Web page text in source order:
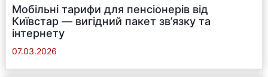
Мобільні тарифи для пенсіонерів від
Київстар — вигідний пакет зв’язку та
інтернету
07.03.2026